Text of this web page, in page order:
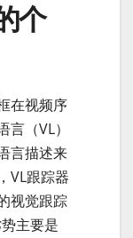
个
在视频序
（VL）
言描述来
VL跟踪器
视觉跟踪
主要是